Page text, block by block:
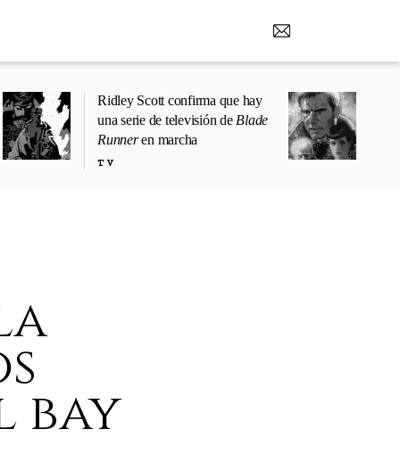
Ridley Scott confirma que hay
una serie de televisión de Blade
Runneren marcha
TV
bay